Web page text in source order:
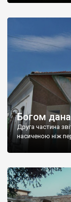
Богом
Друга частина
насиченою ніж